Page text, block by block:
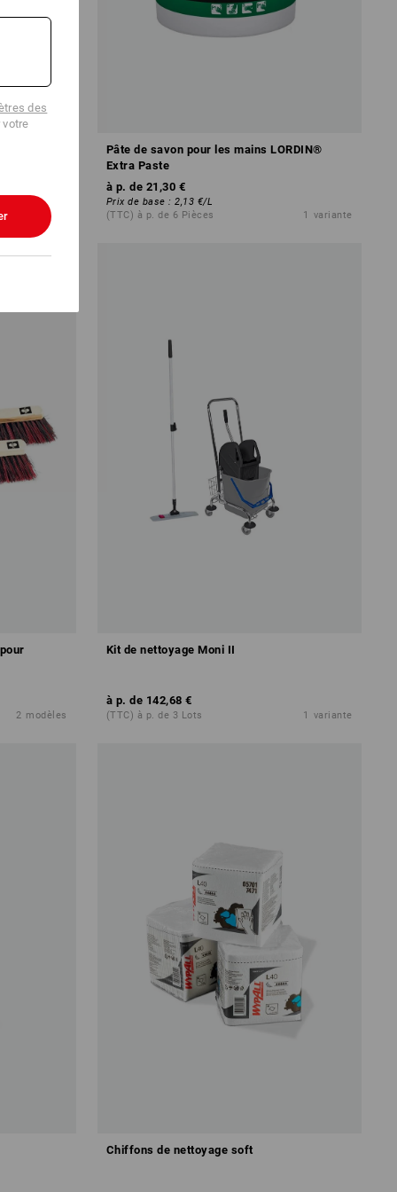
variante
Pâte de savon pour les mains LORDIN®
Extra Paste
à p. de 21,30 €
Prix de base :2,13 €/L
(TTC) à p. de 6 Pièces
1 variante
2 modèles
Kit de nettoyage Moni II
à p. de 142,68 €
(TTC) à p. de 3 Lots 1 variante
Chiffons de nettoyage soft
des